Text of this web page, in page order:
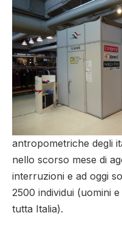
antropometriche degli
nello scorso mese di
interruzioni e ad oggi
2500 individui (uomini
tutta Italia).